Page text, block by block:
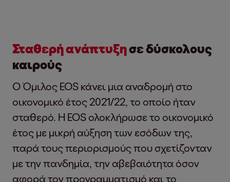
Σταθερή ανάπτυξησε δύσκολους
καιρούς
Ο Όμιλος EOS κάνει μια αναδρομή στο
οικονομικό έτος 2021/22, το οποίο ήταν
σταθερό. Η EOS ολοκλήρωσε το οικονομικό
έτος με μικρή αύξηση των εσόδων της,
παρά τους περιορισμούς που σχετίζονταν
με την πανδημία, την αβεβαιότητα όσον
αφορά τον προγραμματισμό και το